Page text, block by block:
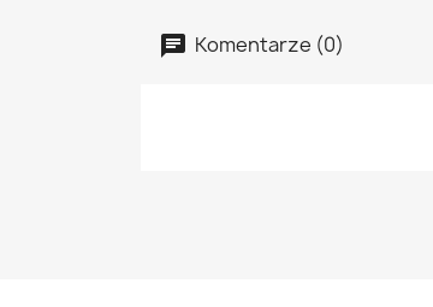
Komentarze (0)